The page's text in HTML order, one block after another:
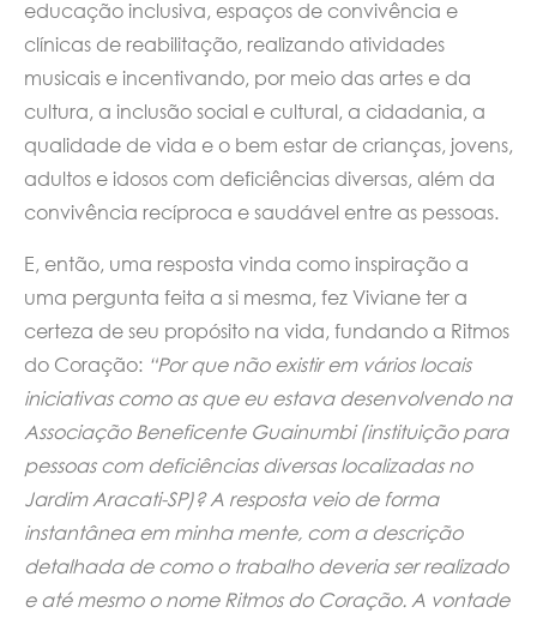
educação inclusiva, espaços de convivência e
clínicas de reabilitação, realizando atividades
musicais e incentivando, por meio das artes e da
cultura, a inclusão social e cultural, a cidadania, a
qualidade de vida e o bem estar de crianças, jovens,
adultos e idosos com deficiências diversas, além da
convivência recíproca e saudável entre as pessoas.
E, então, uma resposta vinda como inspiração a
uma pergunta feita a si mesma, fez Viviane ter a
certeza de seu propósito na vida, fundando a Ritmos
do Coração: “Por que não existir em vários locais
iniciativas como as que eu estava desenvolvendo na
Associação Beneficente Guainumbi (instituição para
pessoas com deficiências diversas localizadas no
Jardim Aracati-SP)? A resposta veio de forma
instantânea em minha mente, com a descrição
detalhada de como o trabalho deveria ser realizado
e até mesmo o nome Ritmos do Coração. A vontade